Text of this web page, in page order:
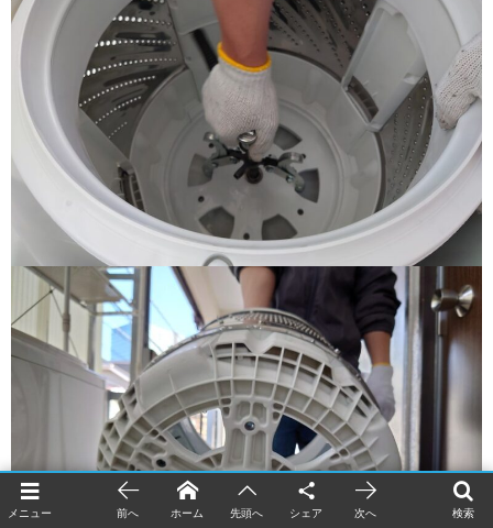
メニュー 検索
前へ ホーム 先頭へ シェア 次へ